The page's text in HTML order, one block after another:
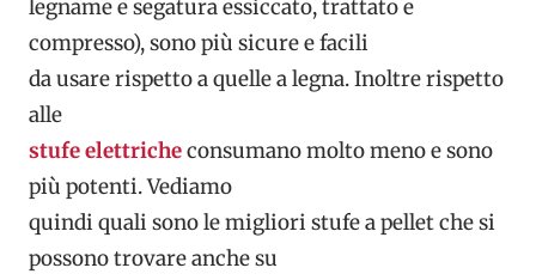
legname e segatura essiccato, trattato e
compresso), sono più sicure e facili
da usare rispetto a quelle a legna. Inoltre rispetto
alle
stufe elettricheconsumano molto meno e sono
più potenti. Vediamo
quindi quali sono le migliori stufe a pellet che si
possono trovare anche su